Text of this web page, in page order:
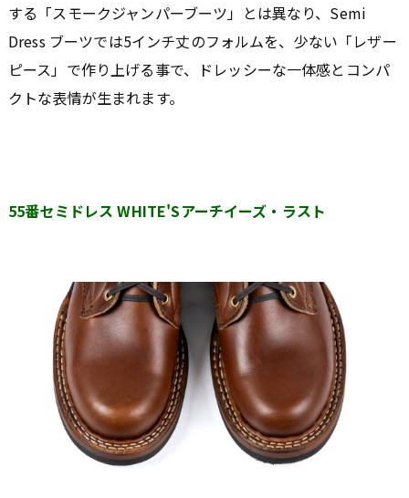
する「スモークジャンパーブーツ」とは異なり、Semi
Dress ブーツでは5インチ丈のフォルムを、少ない「レザー
ピース」で作り上げる事で、ドレッシーな一体感とコンパ
クトな表情が生まれます。
55番セミドレス WHITE'Sアーチイーズ・ラスト